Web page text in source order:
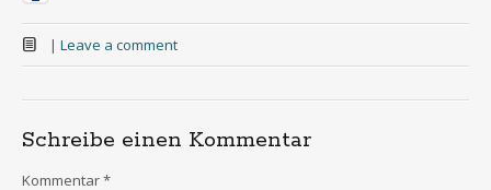
| Leave a comment
Schreibe einen Kommentar
Kommentar*